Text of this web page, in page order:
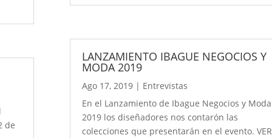
de
LANZAMIENTO IBAGUE NEGOCIOS Y
MODA 2019
Ago 17, 2019 | Entrevistas
En el Lanzamiento de Ibague Negocios y Moda
2019 los diseñadores nos contarón las
colecciones que presentarán en el evento. VER